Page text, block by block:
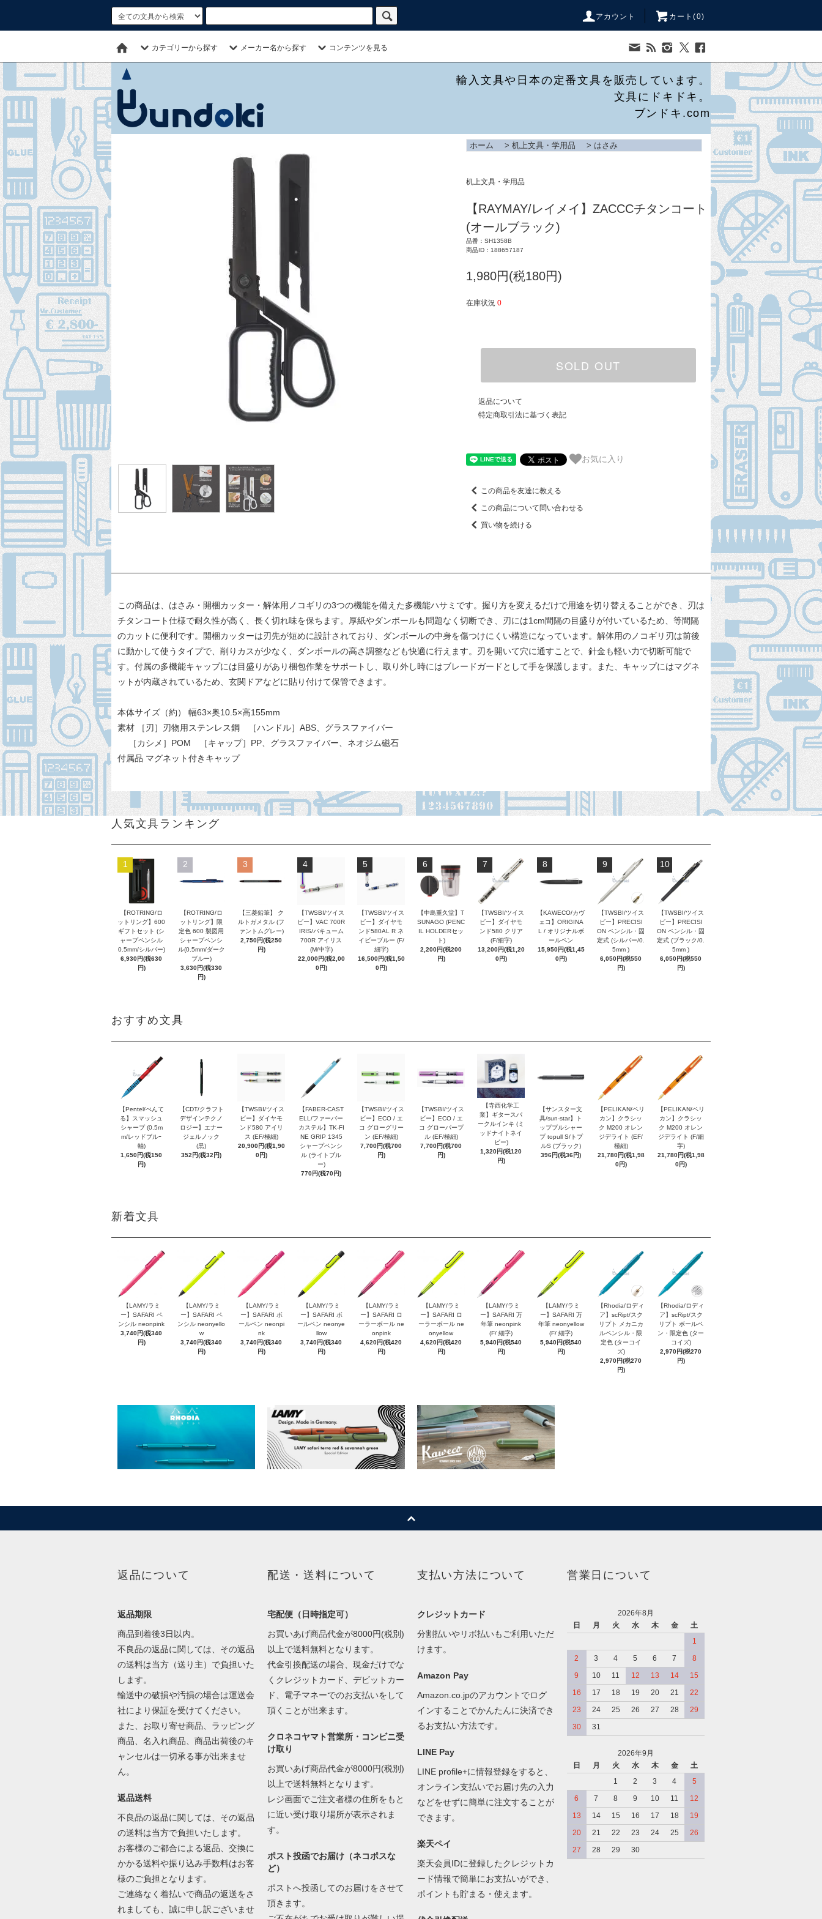
アカウント カート(0)
カテゴリーから探す メーカー名から探す コンテンツを見る
輸入文具や日本の定番文具を販売しています。
文具にドキドキ。
ブンドキ.com
ホーム > 机上文具・学用品 > はさみ
机上文具・学用品
【RAYMAY/レイメイ】ZACCCチタンコート
(オールブラック)
品番：SH1358B
商品ID：188657187
1,980円(税180円)
在庫状況 0
SOLD OUT
返品について
特定商取引法に基づく表記
お気に入り
この商品を友達に教える
この商品について問い合わせる
買い物を続ける
この商品は、はさみ・開梱カッター・解体用ノコギリの3つの機能を備えた多機能ハサミです。握り方を変えるだけで用途を切り替えることができ、刃は
チタンコート仕様で耐久性が高く、長く切れ味を保ちます。厚紙やダンボールも問題なく切断でき、刃には1cm間隔の目盛りが付いているため、等間隔
のカットに便利です。開梱カッターは刃先が短めに設計されており、ダンボールの中身を傷つけにくい構造になっています。解体用のノコギリ刃は前後
に動かして使うタイプで、削りカスが少なく、ダンボールの高さ調整なども快適に行えます。刃を開いて穴に通すことで、針金も軽い力で切断可能で
す。付属の多機能キャップには目盛りがあり梱包作業をサポートし、取り外し時にはブレードガードとして手を保護します。また、キャップにはマグネ
ットが内蔵されているため、玄関ドアなどに貼り付けて保管できます。
本体サイズ（約） 幅63×奥10.5×高155mm
素材 ［刃］刃物用ステンレス鋼 ［ハンドル］ABS、グラスファイバー
［カシメ］POM ［キャップ］PP、グラスファイバー、ネオジム磁石
付属品 マグネット付きキャップ
人気文具ランキング
1
【ROTRING/ロ
ットリング】600
ギフトセット (シ
ャープペンシル
0.5mm/シルバー)
6,930円(税630
円)
2
【ROTRING/ロ
ットリング】限
定色 600 製図用
シャープペンシ
ル(0.5mm/ダーク
ブルー)
3,630円(税330
円)
3
【三菱鉛筆】 ク
ルトガメタル (フ
ァントムグレー)
2,750円(税250
円)
4
【TWSBI/ツイス
ビー】VAC 700R
IRIS/バキューム
700R アイリス
(M/中字)
22,000円(税2,00
0円)
5
【TWSBI/ツイス
ビー】ダイヤモ
ンド580AL R ネ
イビーブルー (F/
細字)
16,500円(税1,50
0円)
6
【中島重久堂】T
SUNAGO (PENC
IL HOLDERセッ
ト)
2,200円(税200
円)
7
【TWSBI/ツイス
ビー】ダイヤモ
ンド580 クリア
(F/細字)
13,200円(税1,20
0円)
8
【KAWECO/カヴ
ェコ】ORIGINA
L / オリジナルボ
ールペン
15,950円(税1,45
0円)
9
【TWSBI/ツイス
ビー】PRECISI
ON ペンシル・固
定式 (シルバー/0.
5mm )
6,050円(税550
円)
10
【TWSBI/ツイス
ビー】PRECISI
ON ペンシル・固
定式 (ブラック/0.
5mm )
6,050円(税550
円)
おすすめ文具
【Pentel/ぺんて
る】スマッシュ
シャープ (0.5m
m/レッドブルｰ
軸)
1,650円(税150
円)
【CDT/クラフト
デザインテクノ
ロジー】エナー
ジェルノック
(黒)
352円(税32円)
【TWSBI/ツイス
ビー】ダイヤモ
ンド580 アイリ
ス (EF/極細)
20,900円(税1,90
0円)
【FABER-CAST
ELL/ファーバー
カステル】TK-FI
NE GRIP 1345
シャープペンシ
ル (ライトブル
ー)
770円(税70円)
【TWSBI/ツイス
ビー】ECO / エ
コ グローグリー
ン (EF/極細)
7,700円(税700
円)
【TWSBI/ツイス
ビー】ECO / エ
コ グローパープ
ル (EF/極細)
7,700円(税700
円)
【寺西化学工
業】ギタースパ
ークルインキ (ミ
ッドナイトネイ
ビー)
1,320円(税120
円)
【サンスター文
具/sun-star】ト
ッププルシャー
プ topull S/トプ
ルS (ブラック)
396円(税36円)
【PELIKAN/ペリ
カン】クラシッ
ク M200 オレン
ジデライト (EF/
極細)
21,780円(税1,98
0円)
【PELIKAN/ペリ
カン】クラシッ
ク M200 オレン
ジデライト (F/細
字)
21,780円(税1,98
0円)
新着文具
【LAMY/ラミ
ー】SAFARI ペ
ンシル neonpink
3,740円(税340
円)
【LAMY/ラミ
ー】SAFARI ペ
ンシル neonyello
w
3,740円(税340
円)
【LAMY/ラミ
ー】SAFARI ボ
ールペン neonpi
nk
3,740円(税340
円)
【LAMY/ラミ
ー】SAFARI ボ
ールペン neonye
llow
3,740円(税340
円)
【LAMY/ラミ
ー】SAFARI ロ
ーラーボール ne
onpink
4,620円(税420
円)
【LAMY/ラミ
ー】SAFARI ロ
ーラーボール ne
onyellow
4,620円(税420
円)
【LAMY/ラミ
ー】SAFARI 万
年筆 neonpink
(F/ 細字)
5,940円(税540
円)
【LAMY/ラミ
ー】SAFARI 万
年筆 neonyellow
(F/ 細字)
5,940円(税540
円)
【Rhodia/ロディ
ア】scRipt/スク
リプト メカニカ
ルペンシル・限
定色 (ターコイ
ズ)
2,970円(税270
円)
【Rhodia/ロディ
ア】scRipt/スク
リプト ボールペ
ン・限定色 (ター
コイズ)
2,970円(税270
円)
返品について
返品期限
商品到着後3日以内。
不良品の返品に関しては、その返品
の送料は当方（送り主）で負担いた
します。
輸送中の破損や汚損の場合は運送会
社により保証を受けてください。
また、お取り寄せ商品、ラッピング
商品、名入れ商品、商品出荷後のキ
ャンセルは一切承る事が出来ませ
ん。
返品送料
不良品の返品に関しては、その返品
の送料は当方で負担いたします。
お客様のご都合による返品、交換に
かかる送料や振り込み手数料はお客
様のご負担となります。
ご連絡なく着払いで商品の返送をさ
れましても、誠に申し訳ございませ
配送・送料について
宅配便（日時指定可）
お買いあげ商品代金が8000円(税別)
以上で送料無料となります。
代金引換配送の場合、現金だけでな
くクレジットカード、デビットカー
ド、電子マネーでのお支払いをして
頂くことが出来ます。
クロネコヤマト営業所・コンビニ受
け取り
お買いあげ商品代金が8000円(税別)
以上で送料無料となります。
レジ画面でご注文者様の住所をもと
に近い受け取り場所が表示されま
す。
ポスト投函でお届け（ネコポスな
ど）
ポストへ投函してのお届けをさせて
頂きます。
支払い方法について
クレジットカード
分割払いやリボ払いもご利用いただ
けます。
Amazon Pay
Amazon.co.jpのアカウントでログ
インすることでかんたんに決済でき
るお支払い方法です。
LINE Pay
LINE profile+に情報登録をすると、
オンライン支払いでお届け先の入力
などをせずに簡単に注文することが
できます。
楽天ペイ
楽天会員IDに登録したクレジットカ
ード情報で簡単にお支払いができ、
ポイントも貯まる・使えます。
営業日について
2026年8月
日
月 火 水 木 金
土
1
2
3 4 5 6 7
8
9
10 11 12 13 14
15
16
17 18 19 20 21
22
23
24 25 26 27 28
29
30
31
2026年9月
日
月 火 水 木 金
土
1
2 3 4
5
6
7 8 9 10 11
12
13
14 15 16 17 18
19
20
21 22 23 24 25
26
27
28 29 30